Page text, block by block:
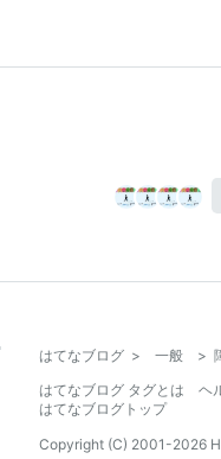
はてなブログ > 一般 >
はてなブログ タグとは
ヘ
はてなブログトップ
Copyright (C) 2001-2026